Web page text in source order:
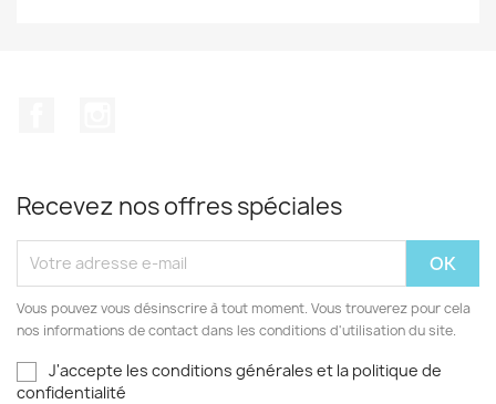
Recevez nos offres spéciales
Vous pouvez vous désinscrire à tout moment. Vous trouverez pour cela
nos informations de contact dans les conditions d'utilisation du site.
J'accepte les conditions générales et la politique de
confidentialité